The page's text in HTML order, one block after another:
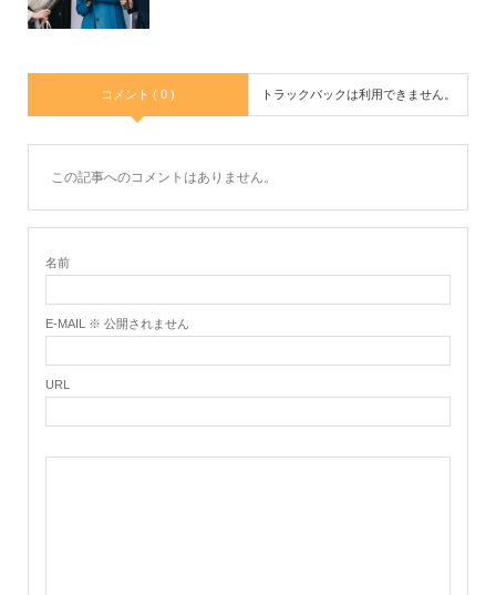
コメント ( 0 ) トラックバックは利用できません。
この記事へのコメントはありません。
名前
E-MAIL ※ 公開されません
URL